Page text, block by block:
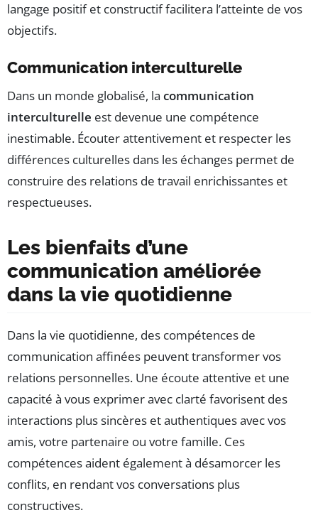
langage positif et constructif facilitera l’atteinte de vos
objectifs.
Communication interculturelle
Dans un monde globalisé, la communication
interculturelle est devenue une compétence
inestimable. Écouter attentivement et respecter les
différences culturelles dans les échanges permet de
construire des relations de travail enrichissantes et
respectueuses.
Les bienfaits d’une
communication améliorée
dans la vie quotidienne
Dans la vie quotidienne, des compétences de
communication affinées peuvent transformer vos
relations personnelles. Une écoute attentive et une
capacité à vous exprimer avec clarté favorisent des
interactions plus sincères et authentiques avec vos
amis, votre partenaire ou votre famille. Ces
compétences aident également à désamorcer les
conflits, en rendant vos conversations plus
constructives.